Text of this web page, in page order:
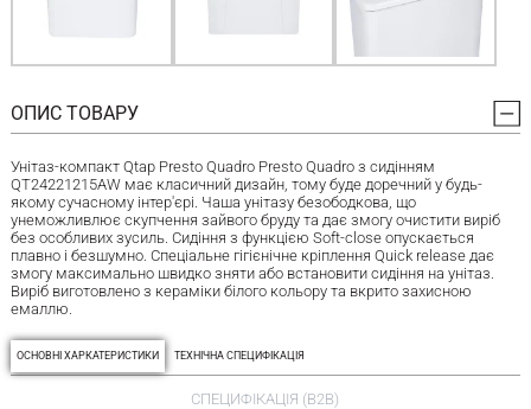
ОПИС ТОВАРУ
Унітаз-компакт Qtap Presto Quadro Presto Quadro з сидінням
QT24221215AW має класичний дизайн, тому буде доречний у будь-
якому сучасному інтер'єрі. Чаша унітазу безободкова, що
унеможливлює скупчення зайвого бруду та дає змогу очистити виріб
без особливих зусиль. Сидіння з функцією Soft-close опускається
плавно і безшумно. Спеціальне гігієнічне кріплення Quick release дає
змогу максимально швидко зняти або встановити сидіння на унітаз.
Виріб виготовлено з кераміки білого кольору та вкрито захисною
емаллю.
ОСНОВНІ ХАРКАТЕРИСТИКИ ТЕХНІЧНА СПЕЦИФІКАЦІЯ
СПЕЦИФІКАЦІЯ (B2B)